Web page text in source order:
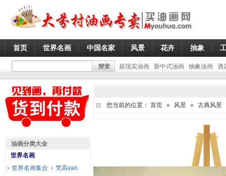
首页 世界名画 中国名家 风景 花卉 抽象
超现实油画 新中式油画 抽象油画 酒
您当前的位置： 首页 » 风景 » 古典风景
油画分类大全
世界名画
世界名画集合
梵高van